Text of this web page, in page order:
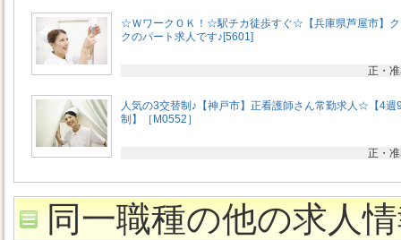
☆ＷワークＯＫ！☆駅チカ徒歩すぐ☆【兵庫県芦屋市】
クのパート求人です♪[5601]
正・
人気の3交替制♪【神戸市】正看護師さん常勤求人☆【4週
制】［M0552］
正・
同一職種の他の求人